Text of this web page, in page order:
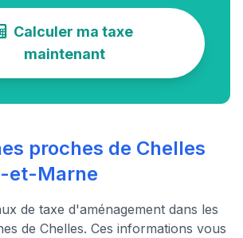
Calculer ma taxe
maintenant
proches de Chelles
et-Marne
de taxe d'aménagement dans les
de Chelles. Ces informations vous